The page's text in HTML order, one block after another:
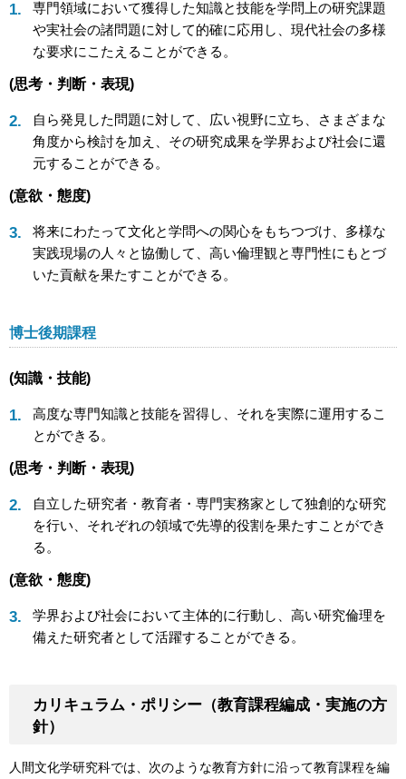
専門領域において獲得した知識と技能を学問上の研究課題
や実社会の諸問題に対して的確に応用し、現代社会の多様
な要求にこたえることができる。
(思考・判断・表現)
自ら発見した問題に対して、広い視野に立ち、さまざまな
角度から検討を加え、その研究成果を学界および社会に還
元することができる。
(意欲・態度)
将来にわたって文化と学問への関心をもちつづけ、多様な
実践現場の人々と協働して、高い倫理観と専門性にもとづ
いた貢献を果たすことができる。
博士後期課程
(知識・技能)
高度な専門知識と技能を習得し、それを実際に運用するこ
とができる。
(思考・判断・表現)
自立した研究者・教育者・専門実務家として独創的な研究
を行い、それぞれの領域で先導的役割を果たすことができ
る。
(意欲・態度)
学界および社会において主体的に行動し、高い研究倫理を
備えた研究者として活躍することができる。
カリキュラム・ポリシー（教育課程編成・実施の方
針）
人間文化学研究科では、次のような教育方針に沿って教育課程を編